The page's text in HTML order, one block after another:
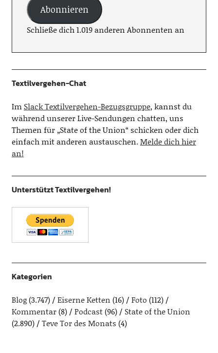
Abonnieren
Schließe dich 1.019 anderen Abonnenten an
Textilvergehen-Chat
Im Slack Textilvergehen-Bezugsgruppe, kannst du
während unserer Live-Sendungen chatten, uns
Themen für „State of the Union“ schicken oder dich
einfach mit anderen austauschen.Melde dich hier
an!
Unterstützt Textilvergehen!
Kategorien
Blog(3.747) Eiserne Ketten (16) Foto (112)
Kommentar(8) Podcast(96)
State of the Union
(2.890)
Teve Tor des Monats (4)